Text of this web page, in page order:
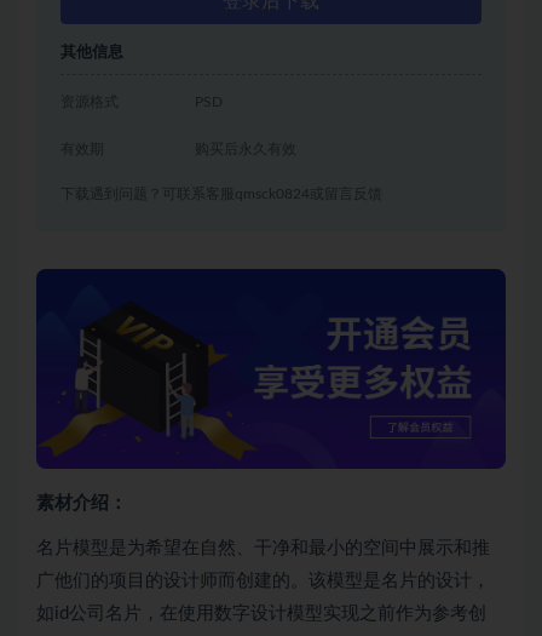
其他信息
资源格式 PSD
有效期 购买后永久有效
下载遇到问题？可联系客服qmsck0824或留言反馈
素材介绍：
名片模型是为希望在自然、干净和最小的空间中展示和推
广他们的项目的设计师而创建的。该模型是名片的设计，
如id公司名片，在使用数字设计模型实现之前作为参考创